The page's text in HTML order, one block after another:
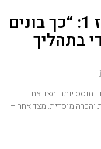
עקיבא פרדקין באתר ניוז 1: “כך בונים
בתהליך
יותר. מצד אחד –
מוסדית. מצד אחר –